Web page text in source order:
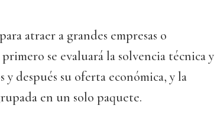
atraer a grandes empresas o
se evaluará la solvencia técnica y
después su oferta económica, y la
en un solo paquete.